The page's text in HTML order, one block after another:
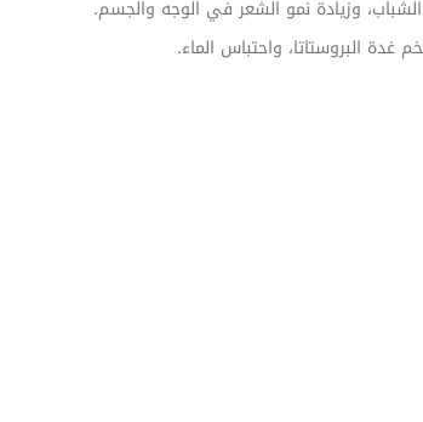
وزيادة نمو الشعر في الوجه والجسم.
البروستاتا، واحتباس الماء.